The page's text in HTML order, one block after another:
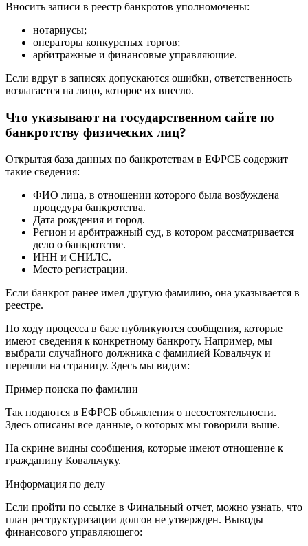
Вносить записи в реестр банкротов уполномочены:
нотариусы;
операторы конкурсных торгов;
арбитражные и финансовые управляющие.
Если вдруг в записях допускаются ошибки, ответственность
возлагается на лицо, которое их внесло.
Что указывают на государственном сайте по
банкротству физических лиц?
Открытая база данных по банкротствам в ЕФРСБ содержит
такие сведения:
ФИО лица, в отношении которого была возбуждена
процедура банкротства.
Дата рождения и город.
Регион и арбитражный суд, в котором рассматривается
дело о банкротстве.
ИНН и СНИЛС.
Место регистрации.
Если банкрот ранее имел другую фамилию, она указывается в
реестре.
По ходу процесса в базе публикуются сообщения, которые
имеют сведения к конкретному банкроту. Например, мы
выбрали случайного должника с фамилией Ковальчук и
перешли на страницу. Здесь мы видим:
Пример поиска по фамилии
Так подаются в ЕФРСБ объявления о несостоятельности.
Здесь описаны все данные, о которых мы говорили выше.
На скрине видны сообщения, которые имеют отношение к
гражданину Ковальчуку.
Информация по делу
Если пройти по ссылке в Финальный отчет, можно узнать, что
план реструктуризации долгов не утвержден. Выводы
финансового управляющего: